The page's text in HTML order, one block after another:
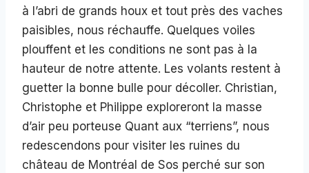
à l’abri de grands houx et tout près des vaches
paisibles, nous réchauffe. Quelques voiles
plouffent et les conditions ne sont pas à la
hauteur de notre attente. Les volants restent à
guetter la bonne bulle pour décoller. Christian,
Christophe et Philippe exploreront la masse
d’air peu porteuse Quant aux “terriens”, nous
redescendons pour visiter les ruines du
château de Montréal de Sos perché sur son